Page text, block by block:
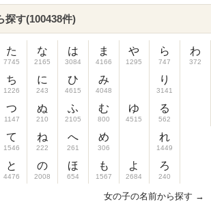
探す(100438件)
た
7745
ち
1226
つ
1147
て
1546
と
4476
な
2165
に
243
ぬ
210
ね
222
の
2008
は
3084
ひ
4615
ふ
2105
へ
261
ほ
654
ま
4166
み
4048
む
800
め
306
も
1567
や
1295
ゆ
4515
よ
2684
ら
747
り
3141
る
562
れ
1449
ろ
240
わ
372
女の子の名前から探す →